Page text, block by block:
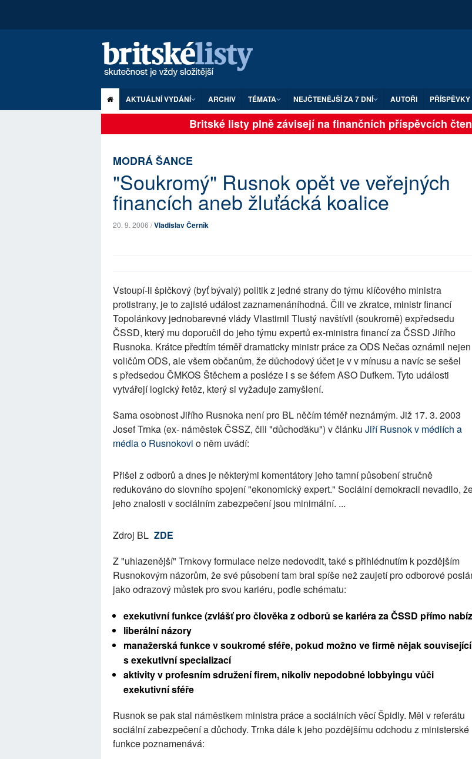
AKTUÁLNÍ VYDÁNÍ ARCHIV TÉMATA NEJČTENĚJŠÍ ZA 7 DNÍ AUTOŘI
Britské listy plně závisejí na finančních příspěvcích
MODRÁ ŠANCE
"Soukromý" Rusnok opět ve veřejných
financích aneb žluťácká koalice
20. 9. 2006 /Vladislav Černík
Vstoupí-li špičkový (byť bývalý) politik z jedné strany do týmu klíčového ministra
protistrany, je to zajisté událost zaznamenáníhodná. Čili ve zkratce, ministr financí
Topolánkovy jednobarevné vlády Vlastimil Tlustý navštívil (soukromě) expředsedu
ČSSD, který mu doporučil do jeho týmu expertů ex-ministra financí za ČSSD Jiřího
Rusnoka. Krátce předtím téměř dramaticky ministr práce za ODS Nečas oznámil nejen
voličům ODS, ale všem občanům, že důchodový účet je v v mínusu a navíc se sešel
s předsedou ČMKOS Štěchem a posléze i s se šéfem ASO Dufkem. Tyto události
vytvářejí logický řetěz, který si vyžaduje zamyšlení.
Sama osobnost Jiřího Rusnoka není pro BL něčím téměř neznámým. Již 17. 3. 2003
Josef Trnka (ex- náměstek ČSSZ, čili "důchoďáku") v článku Jiří Rusnok v médiích a
média o Rusnokovi o něm uvádí:
Přišel z odborů a dnes je některými komentátory jeho tamní působení stručně
redukováno do slovního spojení "ekonomický expert." Sociální demokracii nevadilo,
jeho znalosti v sociálním zabezpečení jsou minimální. ...
Zdroj BL ZDE
Z "uhlazenější" Trnkovy formulace nelze nedovodit, také s přihlédnutím k pozdějším
Rusnokovým názorům, že své působení tam bral spíše než zaujetí pro odborové
jako odrazový můstek pro svou kariéru, podle schématu:
exekutivní funkce (zvlášť pro člověka z odborů se kariéra za ČSSD přímo
liberální názory
manažerská funkce v soukromé sféře, pokud možno ve firmě nějak související
s exekutivní specializací
aktivity v profesním sdružení firem, nikoliv nepodobné lobbyingu vůči
exekutivní sféře
Rusnok se pak stal náměstkem ministra práce a sociálních věcí Špidly. Měl v referátu
sociální zabezpečení a důchody. Trnka dále k jeho pozdějšímu odchodu z ministerské
funkce poznamenává: